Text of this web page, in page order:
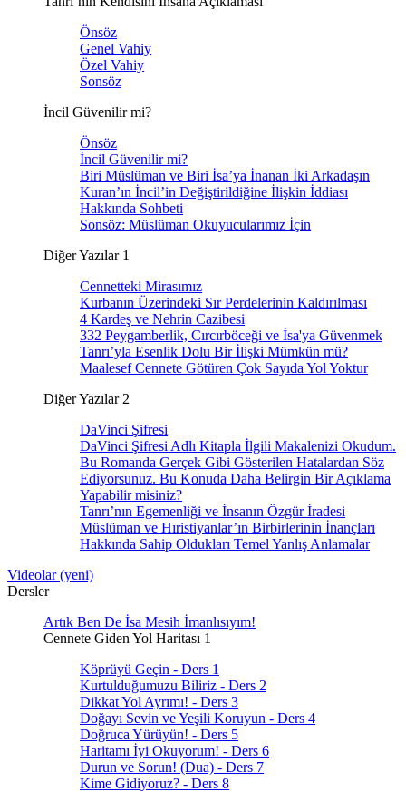
Önsöz
Genel Vahiy
Özel Vahiy
Sonsöz
İncil Güvenilir mi?
Önsöz
İncil Güvenilir mi?
Biri Müslüman ve Biri İsa’ya İnanan İki Arkadaşın
Kuran’ın İncil’in Değiştirildiğine İlişkin İddiası
Hakkında Sohbeti
Sonsöz: Müslüman Okuyucularımız İçin
Diğer Yazılar 1
Cennetteki Mirasımız
Kurbanın Üzerindeki Sır Perdelerinin Kaldırılması
4 Kardeş ve Nehrin Cazibesi
332 Peygamberlik, Cırcırböceği ve İsa'ya Güvenmek
Tanrı’yla Esenlik Dolu Bir İlişki Mümkün mü?
Maalesef Cennete Götüren Çok Sayıda Yol Yoktur
Diğer Yazılar 2
DaVinci Şifresi
DaVinci Şifresi Adlı Kitapla İlgili Makalenizi Okudum.
Bu Romanda Gerçek Gibi Gösterilen Hatalardan Söz
Ediyorsunuz. Bu Konuda Daha Belirgin Bir Açıklama
Yapabilir misiniz?
Tanrı’nın Egemenliği ve İnsanın Özgür İradesi
Müslüman ve Hıristiyanlar’ın Birbirlerinin İnançları
Hakkında Sahip Oldukları Temel Yanlış Anlamalar
Videolar (yeni)
Dersler
Artık Ben De İsa Mesih İmanlısıyım!
Cennete Giden Yol Haritası 1
Köprüyü Geçin - Ders 1
Kurtulduğumuzu Biliriz - Ders 2
Dikkat Yol Ayrımı! - Ders 3
Doğayı Sevin ve Yeşili Koruyun - Ders 4
Doğruca Yürüyün! - Ders 5
Haritamı İyi Okuyorum! - Ders 6
Durun ve Sorun! (Dua) - Ders 7
Kime Gidiyoruz? - Ders 8